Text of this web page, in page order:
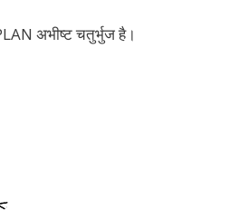
अभीष्ट चतुर्भुज है।